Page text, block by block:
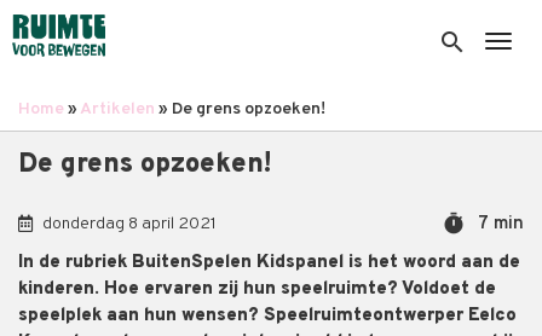
Overslaan
en
inhoud
search
Home Artikelen De grens opzoeken!
De grens opzoeken!
donderdag 8 april 2021 timer
7 min
In de rubriek BuitenSpelen Kidspanel is het woord aan de
kinderen. Hoe ervaren zij hun speelruimte? Voldoet de
speelplek aan hun wensen? Speelruimteontwerper Eelco